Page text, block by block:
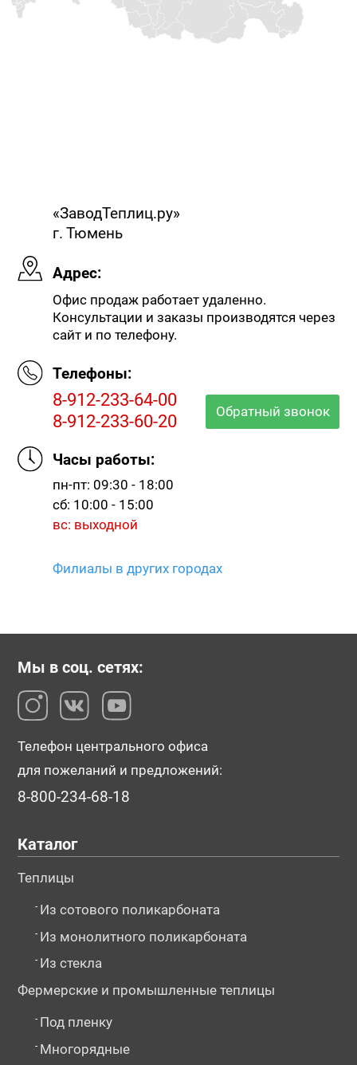
«ЗаводТеплиц.ру»
г. Тюмень
Адрес:
Офис продаж работает удаленно.
Консультации и заказы производятся через
сайт и по телефону.
Телефоны:
8-912-233-64-00
8-912-233-60-20
Обратный звонок
Часы работы:
пн-пт: 09:30 - 18:00
сб: 10:00 - 15:00
вс: выходной
Филиалы в других городах
Мы в соц. сетях:
Телефон центрального офиса
для пожеланий и предложений:
8-800-234-68-18
Каталог
Теплицы
- Из сотового поликарбоната
- Из монолитного поликарбоната
- Из стекла
Фермерские и промышленные теплицы
- Под пленку
- Многорядные